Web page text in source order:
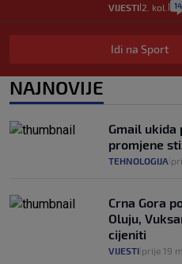
VIJESTI 2. kol. 14
"Kći je
pacijenata
1
Plenković
se dogodilo
intervencije"
30. srp.
Idi na Sport
NAJNOVIJE
Gmail ukida
promjene
TEHNOLOGIJA
Crna Gora
Oluju,
cijeniti
VIJESTI prije 19